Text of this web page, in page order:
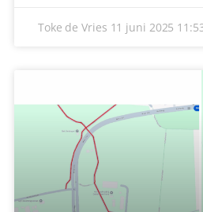
Toke de Vries 11 juni 2025